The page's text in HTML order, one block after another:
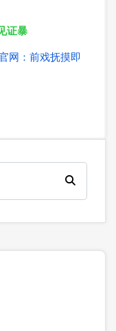
证暴
网：前戏抚摸即